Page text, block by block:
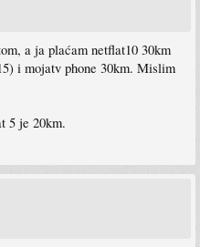
a ja plaćam netflat10 30km
i mojatv phone 30km. Mislim
5 je 20km.